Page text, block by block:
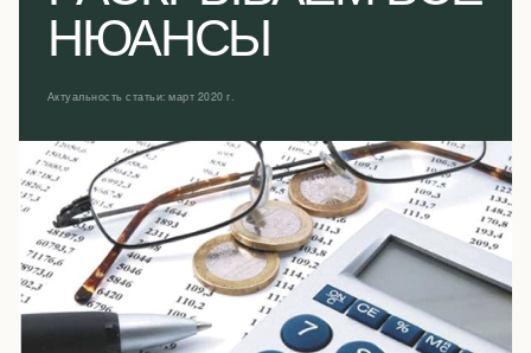
НЮАНСЫ
Актуальность статьи: март 2020 г.